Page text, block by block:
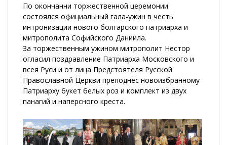
По окончанни торжественной церемонии
состоялся официальный гала-ужин в честь
интронизации нового болгарского патриарха и
митрополита Софийского Даниила.
За торжественным ужином митрополит Нестор
огласил поздравление Патриарха Московского и
всея Руси и от лица Предстоятеля Русской
Православной Церкви преподнёс новоизбранному
Патриарху букет белых роз и комплект из двух
панагий и наперсного креста.